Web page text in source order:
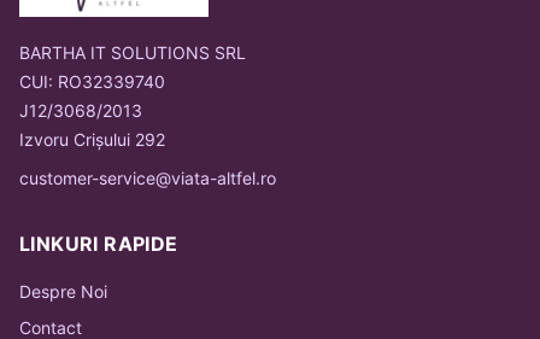
BARTHA IT SOLUTIONS SRL
CUI: RO32339740
J12/3068/2013
Izvoru Crișului 292
customer-service@viata-altfel.ro
LINKURI RAPIDE
Despre Noi
Contact